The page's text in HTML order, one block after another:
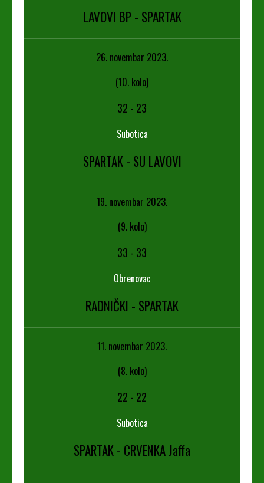
LAVOVI BP - SPARTAK
26. novembar 2023.
(10. kolo)
32 - 23
Subotica
SPARTAK - SU LAVOVI
19. novembar 2023.
(9. kolo)
33 - 33
Obrenovac
RADNIČKI - SPARTAK
11. novembar 2023.
(8. kolo)
22 - 22
Subotica
SPARTAK - CRVENKA Jaffa